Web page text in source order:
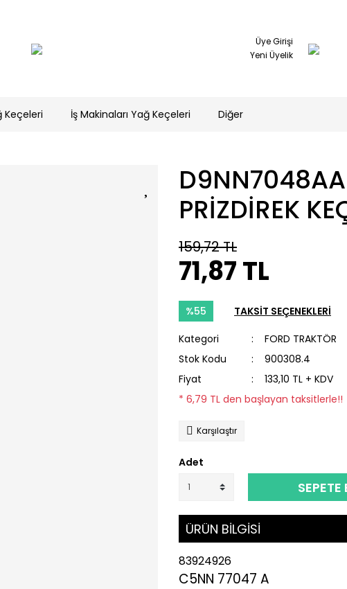
Üye Girişi
Yeni Üyelik
Keçeleri İş Makinaları Yağ Keçeleri Diğer
D9NN7048AA
PRİZDİREK
159,72 TL
71,87 TL
%55 TAKSİT SEÇENEKLERİ
Kategori
FORD TRAKTÖR
Stok Kodu
900308.4
Fiyat
133,10 TL + KDV
* 6,79 TL den başlayan taksitlerle!!
Karşılaştır
Adet
SEPETE
ÜRÜN BİLGİSİ
83924926
C5NN 77047 A